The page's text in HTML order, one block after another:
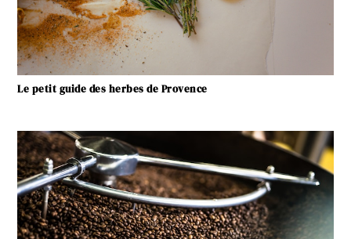
Le petit guide des herbes de Provence